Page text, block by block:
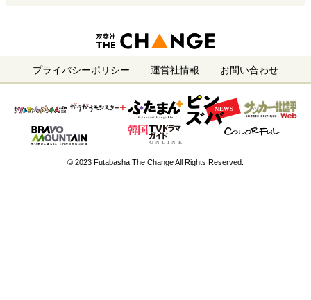
プライバシーポリシー 運営社情報 お問い合わせ
© 2023 Futabasha The Change All Rights Reserved.